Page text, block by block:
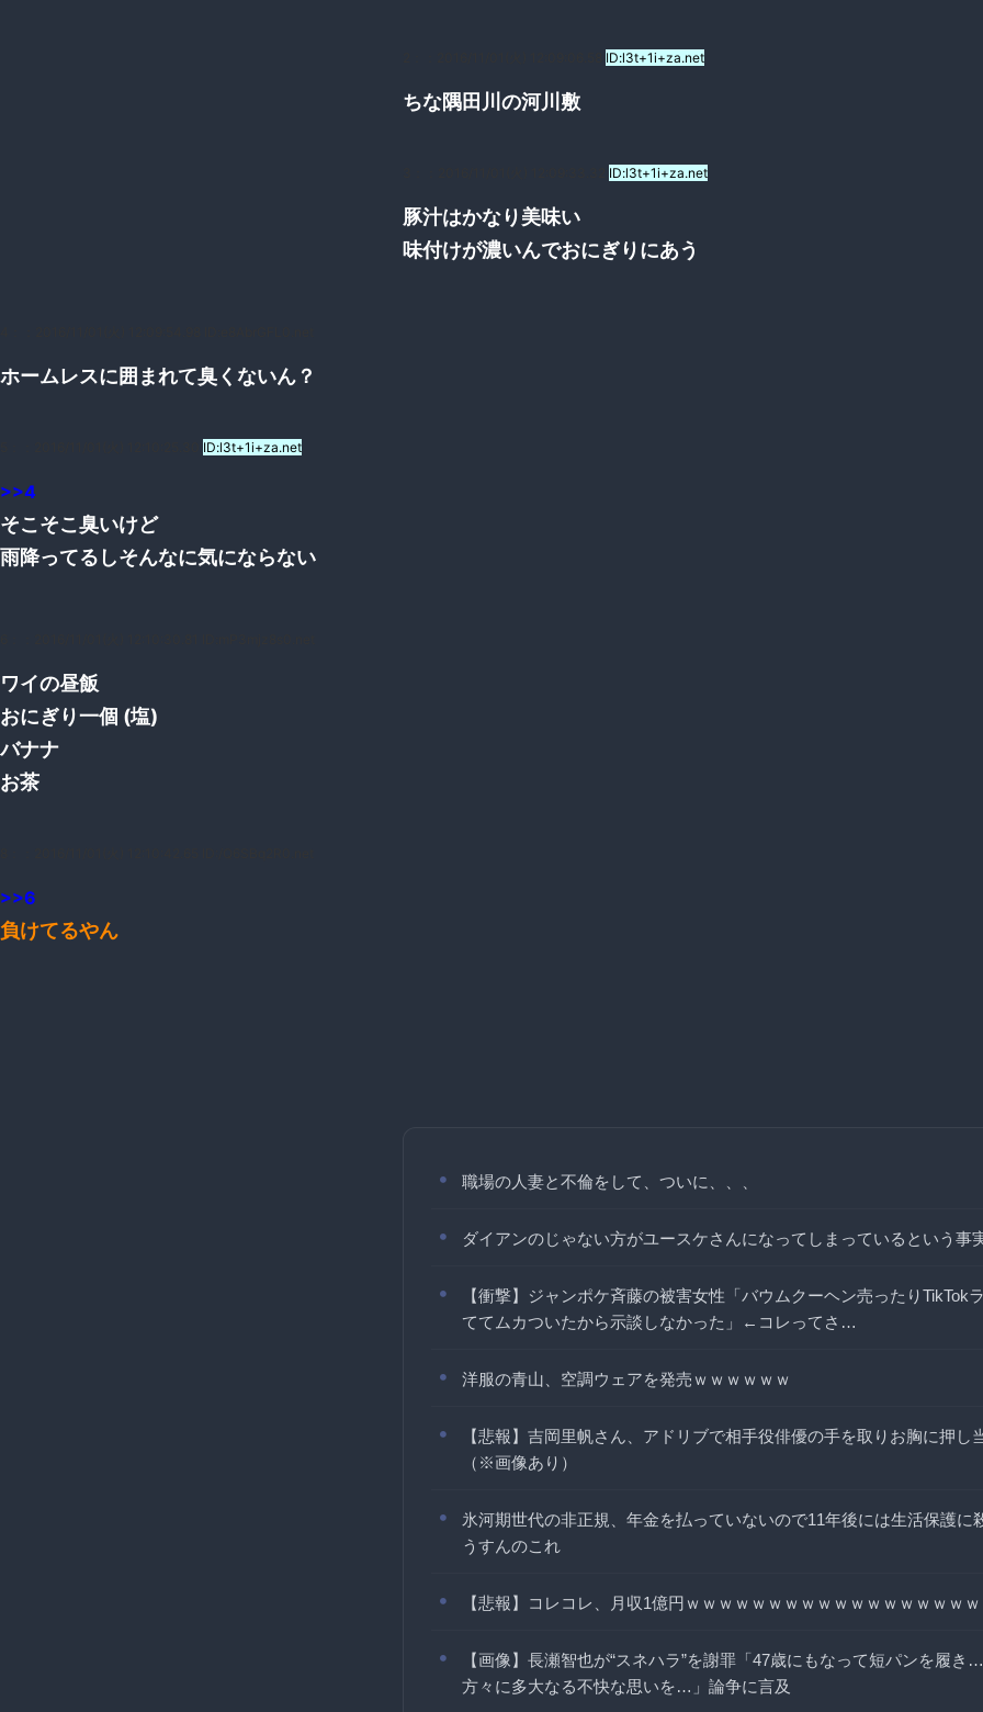
ID:l3t+1i+za.net
ちな隅田川の河川敷
ID:l3t+1i+za.net
豚汁はかなり美味い
味付けが濃いんでおにぎりにあう
ホームレスに囲まれて臭くないん？
ID:l3t+1i+za.net
>>4
そこそこ臭いけど
雨降ってるしそんなに気にならない
ワイの昼飯
おにぎり一個 (塩)
バナナ
お茶
>>6
負けてるやん
職場の人妻と不倫をして、ついに、、、
ダイアンのじゃない方がユースケさんになってしまっているという事
【衝撃】ジャンポケ斉藤の被害女性「バウムクーヘン売ったりTikTok
ててムカついたから示談しなかった」←コレってさ…
洋服の青山、空調ウェアを発売ｗｗｗｗｗｗ
【悲報】吉岡里帆さん、アドリブで相手役俳優の手を取りお胸に押し
（※画像あり）
氷河期世代の非正規、年金を払っていないので11年後には生活保護に
うすんのこれ
【悲報】コレコレ、月収1億円ｗｗｗｗｗｗｗｗｗｗｗｗｗｗｗｗｗｗ
【画像】長瀬智也が“スネハラ”を謝罪「47歳にもなって短パンを履き
方々に多大なる不快な思いを…」論争に言及